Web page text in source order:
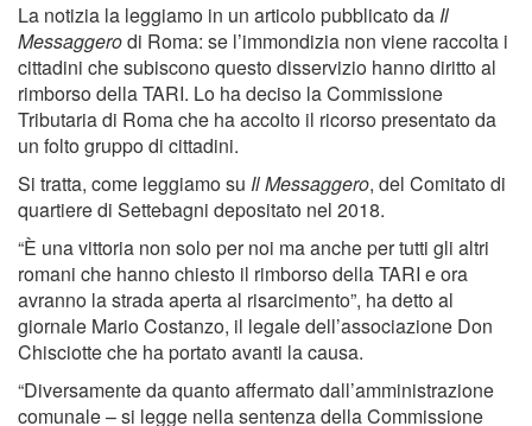
La notizia la leggiamo in un articolo pubblicato da Il
Messaggerodi Roma: se l’immondizia non viene raccolta i
cittadini che subiscono questo disservizio hanno diritto al
rimborso della TARI. Lo ha deciso la Commissione
Tributaria di Roma che ha accolto il ricorso presentato da
un folto gruppo di cittadini.
Si tratta, come leggiamo su Il Messaggero, del Comitato di
quartiere di Settebagni depositato nel 2018.
“È una vittoria non solo per noi ma anche per tutti gli altri
romani che hanno chiesto il rimborso della TARI e ora
avranno la strada aperta al risarcimento”, ha detto al
giornale Mario Costanzo, il legale dell’associazione Don
Chisciotte che ha portato avanti la causa.
“Diversamente da quanto affermato dall’amministrazione
comunale – si legge nella sentenza della Commissione